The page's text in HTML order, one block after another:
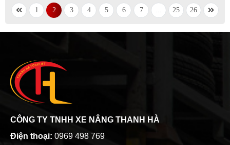
1 2 3 4 5 6 7 25 26
CÔNG TY TNHH XE NÂNG THANH HÀ
Điện thoại: 0969 498 769